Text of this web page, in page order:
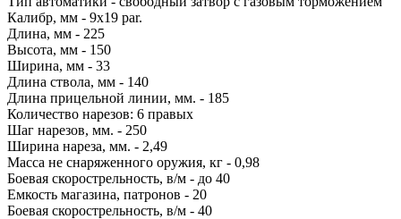
Калибр, мм - 9х19 par.
Длина, мм - 225
Высота, мм - 150
Ширина, мм - 33
Длина ствола, мм - 140
Длина прицельной линии, мм. - 185
Количество нарезов: 6 правых
Шаг нарезов, мм. - 250
Ширина нареза, мм. - 2,49
Масса не снаряженного оружия, кг - 0,98
Боевая скорострельность, в/м - до 40
Емкость магазина, патронов - 20
Боевая скорострельность, в/м - 40